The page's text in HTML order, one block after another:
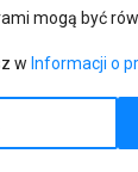
mogą być
w Informacji o